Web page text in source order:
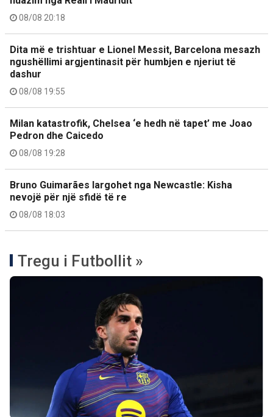
08/08 20:18
Dita më e trishtuar e Lionel Messit, Barcelona mesazh
ngushëllimi argjentinasit për humbjen e njeriut të
dashur
08/08 19:55
Milan katastrofik, Chelsea ‘e hedh në tapet’ me Joao
Pedron dhe Caicedo
08/08 19:28
Bruno Guimarães largohet nga Newcastle: Kisha
nevojë për një sfidë të re
08/08 18:03
Tregu i Futbollit »